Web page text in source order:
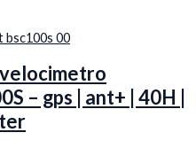
– gps | ant+ | 40H |